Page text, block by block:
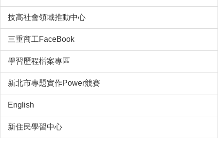
技高社會領域推動中心
三重商工FaceBook
學習歷程檔案專區
新北市專題實作Power競賽
English
新住民學習中心